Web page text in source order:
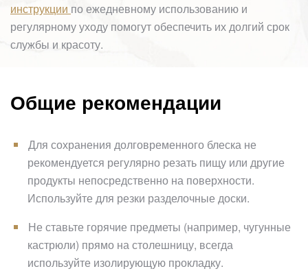
инструкции по ежедневному использованию и
регулярному уходу помогут обеспечить их долгий срок
службы и красоту.
Общие рекомендации
Для сохранения долговременного блеска не
рекомендуется регулярно резать пищу или другие
продукты непосредственно на поверхности.
Используйте для резки разделочные доски.
Не ставьте горячие предметы (например, чугунные
кастрюли) прямо на столешницу, всегда
используйте изолирующую прокладку.